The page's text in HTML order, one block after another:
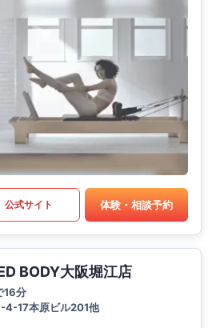
公式サイト 体験・相談予約
BODY大阪堀江店
16分
4-17本原ビル201他